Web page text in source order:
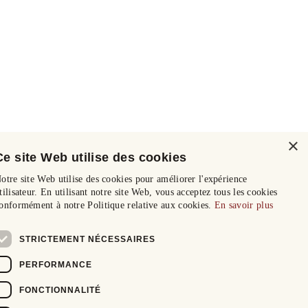
×
site Web utilise des cookies
site Web utilise des cookies pour améliorer l'expérience
En utilisant notre site Web, vous acceptez tous les cookies
à notre Politique relative aux cookies. En savoir plus
STRICTEMENT NÉCESSAIRES
PERFORMANCE
FONCTIONNALITÉ